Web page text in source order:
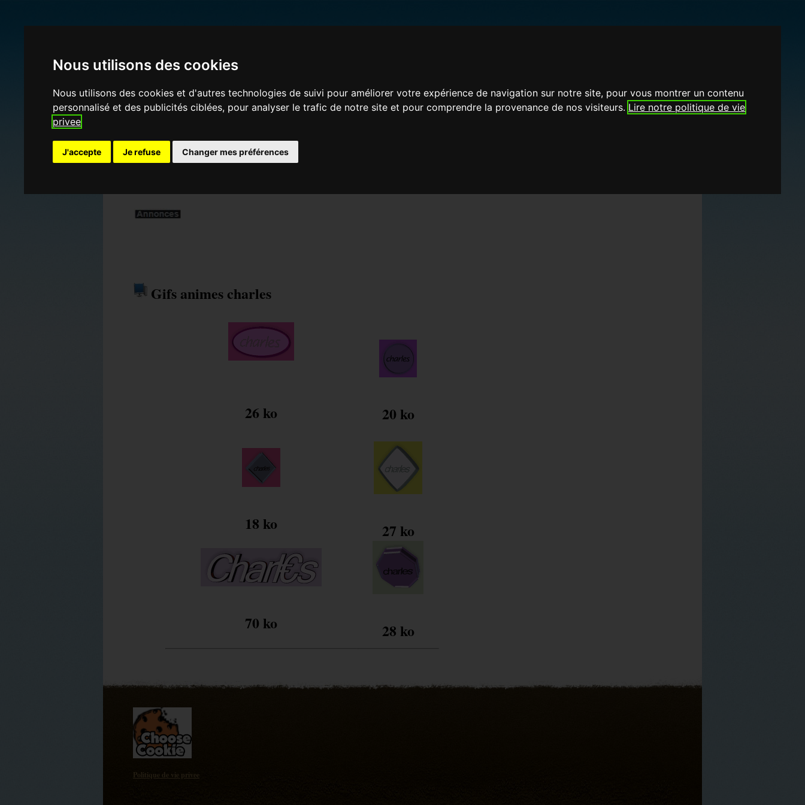
Nous utilisons des cookies
Nous utilisons des cookies et d'autres technologies de suivi pour améliorer votre expérience de navigation sur notre site, pour vous montrer un contenu
personnalisé et des publicités ciblées, pour analyser le trafic de notre site et pour comprendre la provenance de nos visiteurs. Lire notre politique de vie
privee
J'accepte Je refuse Changer mes préférences
01 gifs
Gifs animes charles
26 ko 20 ko
18 ko 27 ko
70 ko 28 ko
Politique de vie privee